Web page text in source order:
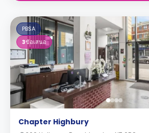
PBSA
3ข้อเสนอ
Chapter Highbury